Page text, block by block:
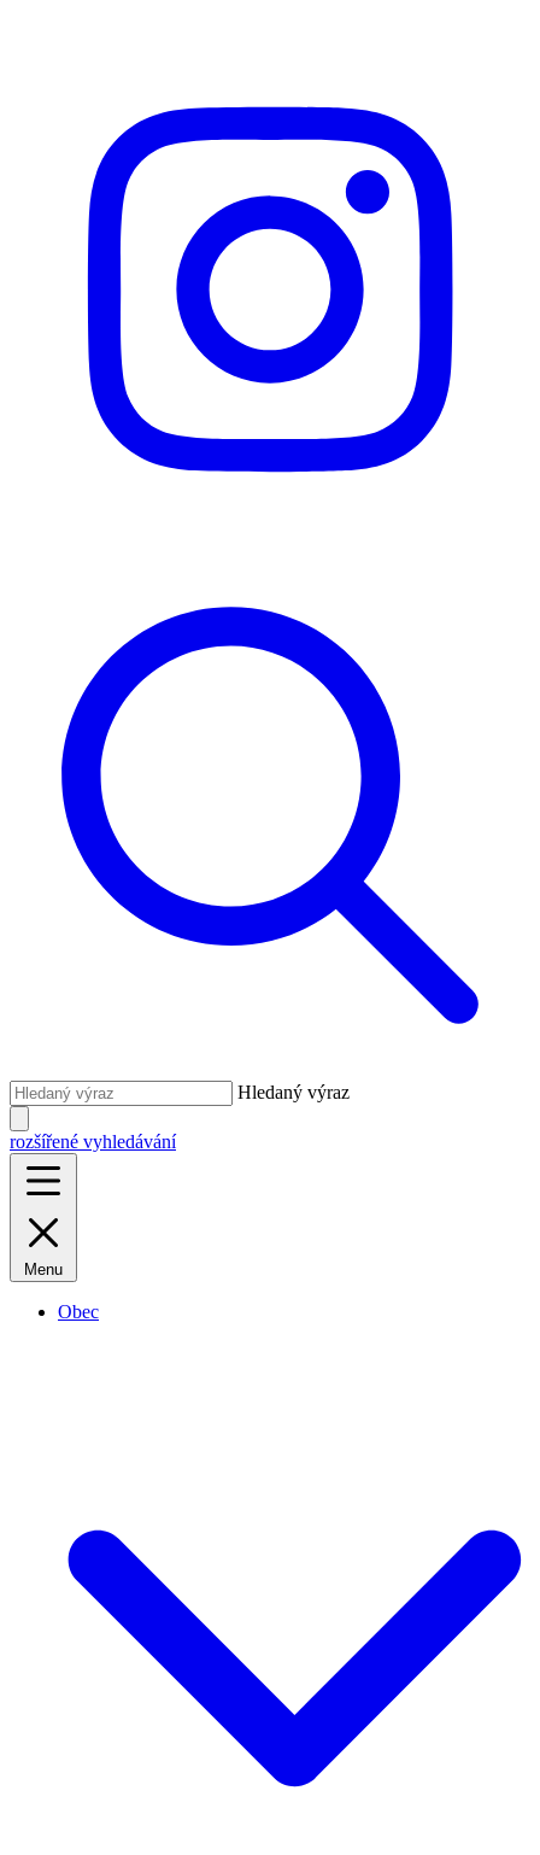
Hledaný výraz
rozšířené vyhledávání
Menu
Obec